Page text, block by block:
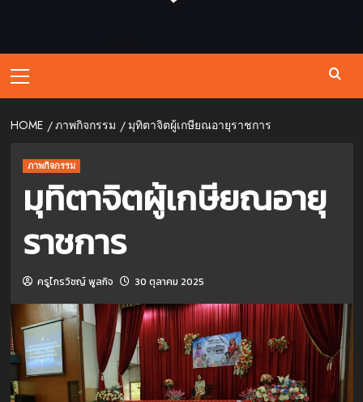
Menu
HOME ภาพกิจกรรม มุทิตาจิตผู้เกษียณอายุราชการ
ภาพกิจกรรม
มุทิตาจิตผู้เกษียณอายุ
ราชการ
ครูไกรวิชญ์ พูลกิจ 30 ตุลาคม 2025